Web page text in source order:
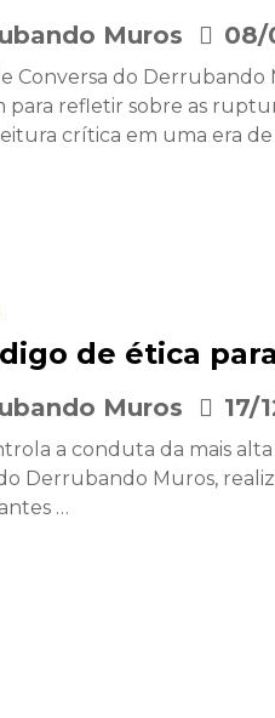
Muros 08/
Conversa do Derrubando
para refletir sobre as
crítica em uma era
de ética
Muros 17/
a conduta da mais
Derrubando Muros,
…